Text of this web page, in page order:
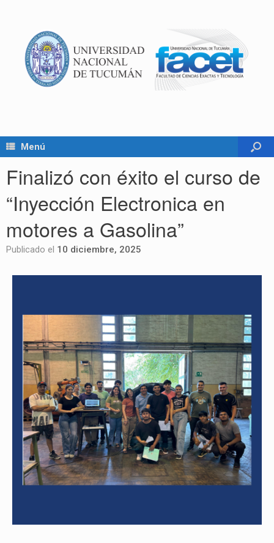
Menú
Finalizó con éxito el curso de
“Inyección Electronica en
motores a Gasolina”
Publicado el 10 diciembre, 2025